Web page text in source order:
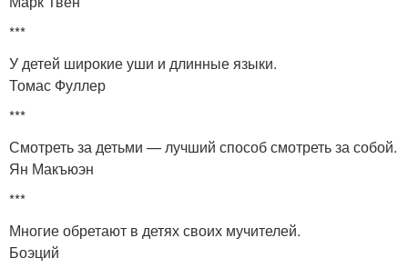
***
У детей широкие уши и длинные языки.
Томас Фуллер
***
Смотреть за детьми — лучший способ смотреть за собой.
Ян Макъюэн
***
Многие обретают в детях своих мучителей.
Боэций